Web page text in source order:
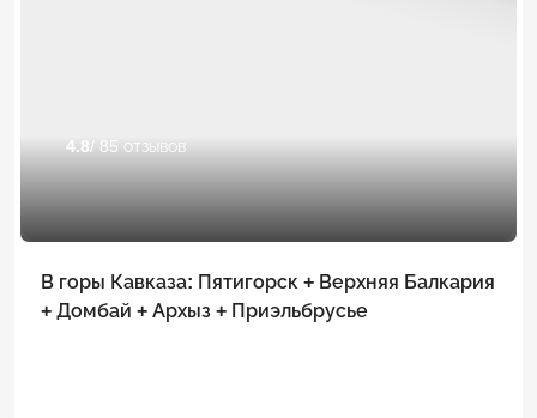
4.8/ 85 отзывов
В горы Кавказа: Пятигорск + Верхняя Балкария
+ Домбай + Архыз + Приэльбрусье